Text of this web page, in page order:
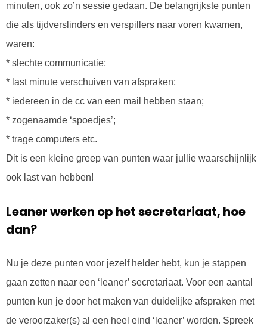
minuten, ook zo’n sessie gedaan. De belangrijkste punten
die als tijdverslinders en verspillers naar voren kwamen,
waren:
* slechte communicatie;
* last minute verschuiven van afspraken;
* iedereen in de cc van een mail hebben staan;
* zogenaamde ‘spoedjes’;
* trage computers etc.
Dit is een kleine greep van punten waar jullie waarschijnlijk
ook last van hebben!
Leaner werken op het secretariaat, hoe
dan?
Nu je deze punten voor jezelf helder hebt, kun je stappen
gaan zetten naar een ‘leaner’ secretariaat. Voor een aantal
punten kun je door het maken van duidelijke afspraken met
de veroorzaker(s) al een heel eind ‘leaner’ worden. Spreek